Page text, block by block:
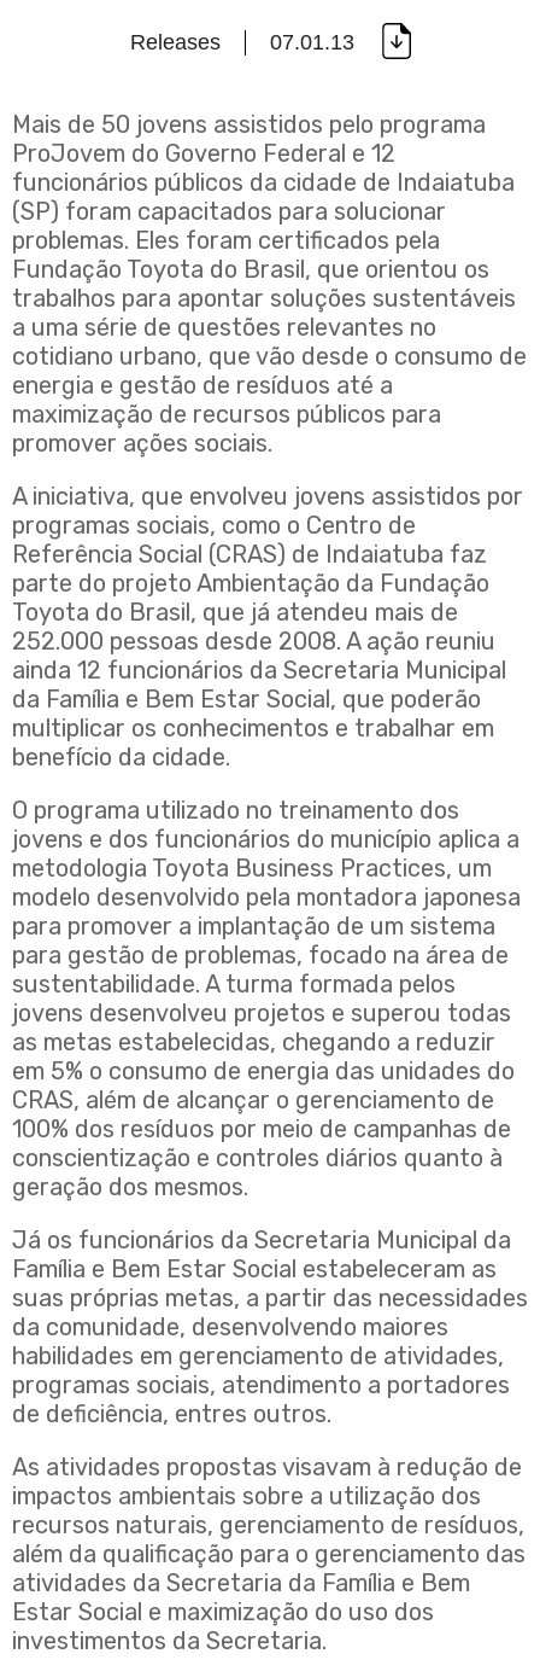
Releases 07.01.13
Mais de 50 jovens assistidos pelo programa
ProJovem do Governo Federal e 12
funcionários públicos da cidade de Indaiatuba
(SP) foram capacitados para solucionar
problemas. Eles foram certificados pela
Fundação Toyota do Brasil, que orientou os
trabalhos para apontar soluções sustentáveis
a uma série de questões relevantes no
cotidiano urbano, que vão desde o consumo de
energia e gestão de resíduos até a
maximização de recursos públicos para
promover ações sociais.
A iniciativa, que envolveu jovens assistidos por
programas sociais, como o Centro de
Referência Social (CRAS) de Indaiatuba faz
parte do projeto Ambientação da Fundação
Toyota do Brasil, que já atendeu mais de
252.000 pessoas desde 2008. A ação reuniu
ainda 12 funcionários da Secretaria Municipal
da Família e Bem Estar Social, que poderão
multiplicar os conhecimentos e trabalhar em
benefício da cidade.
O programa utilizado no treinamento dos
jovens e dos funcionários do município aplica a
metodologia Toyota Business Practices, um
modelo desenvolvido pela montadora japonesa
para promover a implantação de um sistema
para gestão de problemas, focado na área de
sustentabilidade. A turma formada pelos
jovens desenvolveu projetos e superou todas
as metas estabelecidas, chegando a reduzir
em 5% o consumo de energia das unidades do
CRAS, além de alcançar o gerenciamento de
100% dos resíduos por meio de campanhas de
conscientização e controles diários quanto à
geração dos mesmos.
Já os funcionários da Secretaria Municipal da
Família e Bem Estar Social estabeleceram as
suas próprias metas, a partir das necessidades
da comunidade, desenvolvendo maiores
habilidades em gerenciamento de atividades,
programas sociais, atendimento a portadores
de deficiência, entres outros.
As atividades propostas visavam à redução de
impactos ambientais sobre a utilização dos
recursos naturais, gerenciamento de resíduos,
além da qualificação para o gerenciamento das
atividades da Secretaria da Família e Bem
Estar Social e maximização do uso dos
investimentos da Secretaria.